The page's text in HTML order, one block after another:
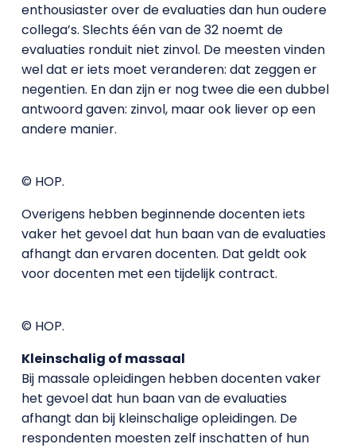
enthousiaster over de evaluaties dan hun oudere
collega’s. Slechts één van de 32 noemt de
evaluaties ronduit niet zinvol. De meesten vinden
wel dat er iets moet veranderen: dat zeggen er
negentien. En dan zijn er nog twee die een dubbel
antwoord gaven: zinvol, maar ook liever op een
andere manier.
© HOP.
Overigens hebben beginnende docenten iets
vaker het gevoel dat hun baan van de evaluaties
afhangt dan ervaren docenten. Dat geldt ook
voor docenten met een tijdelijk contract.
© HOP.
Kleinschalig of massaal
Bij massale opleidingen hebben docenten vaker
het gevoel dat hun baan van de evaluaties
afhangt dan bij kleinschalige opleidingen. De
respondenten moesten zelf inschatten of hun